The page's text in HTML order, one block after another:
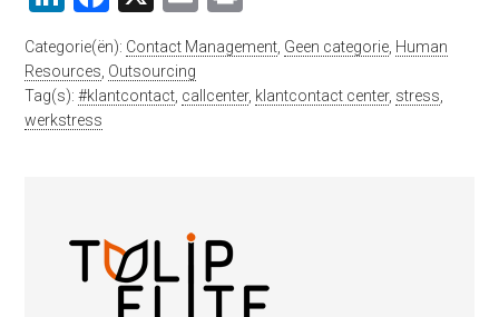
Categorie(ën): Contact Management Geen categorie Human
Resources Outsourcing
Tag(s):#klantcontact callcenter, klantcontact center, stress
werkstress